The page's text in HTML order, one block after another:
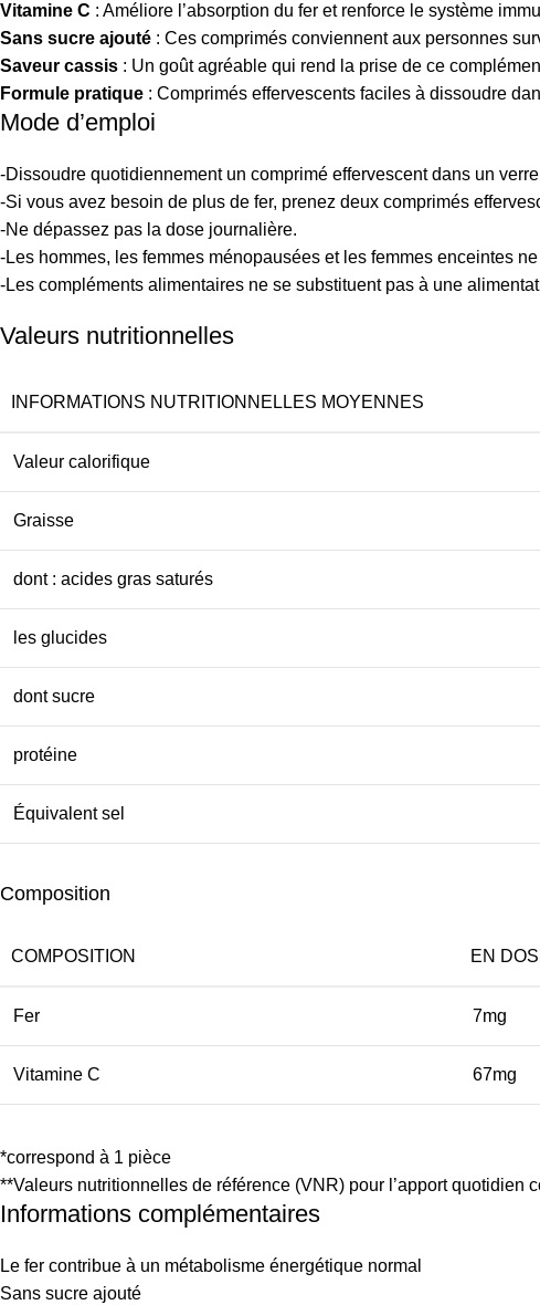
Vitamine C : Améliore l’absorption du fer et renforce le système
Sans sucre ajouté : Ces comprimés conviennent aux personnes
Saveur cassis : Un goût agréable qui rend la prise de ce
Formule pratique : Comprimés effervescents faciles à dissoudre
Mode d’emploi
-Dissoudre quotidiennement un comprimé effervescent dans un verre
-Si vous avez besoin de plus de fer, prenez deux comprimés
-Ne dépassez pas la dose journalière.
-Les hommes, les femmes ménopausées et les femmes enceintes
-Les compléments alimentaires ne se substituent pas à une
Valeurs nutritionnelles
INFORMATIONS NUTRITIONNELLES MOYENNES
Valeur calorifique
Graisse
dont : acides gras saturés
les glucides
dont sucre
protéine
Équivalent sel
Composition
COMPOSITION EN
Fer 7mg
Vitamine C 67mg
*correspond à 1 pièce
**Valeurs nutritionnelles de référence (VNR) pour l’apport quotidien
Informations complémentaires
Le fer contribue à un métabolisme énergétique normal
Sans sucre ajouté